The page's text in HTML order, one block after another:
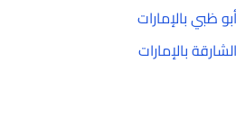
ظبي بالإمارات
بالإمارات